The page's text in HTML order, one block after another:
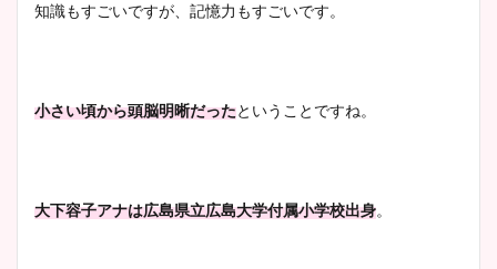
知識もすごいですが、記憶力もすごいです。
小さい頃から頭脳明晰だったということですね。
大下容子アナは広島県立広島大学付属小学校出身。